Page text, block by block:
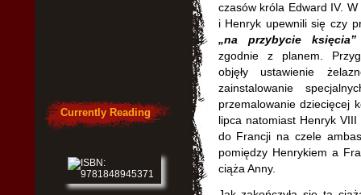
czasów króla Edward IV. W
i Henryk upewnili się czy
„na przybycie księcia”
zgodnie z planem.
objęły ustawienie
zainstalowanie
przemalowanie dziecięcej
lipca natomiast Henryk VIII
do Francji na czele
pomiędzy Henrykiem a
ciąża Anny.
Currently Reading